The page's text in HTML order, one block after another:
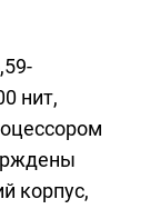
нит,
корпус,